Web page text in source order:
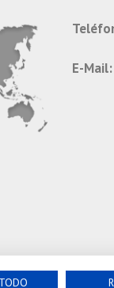
E-Mail: